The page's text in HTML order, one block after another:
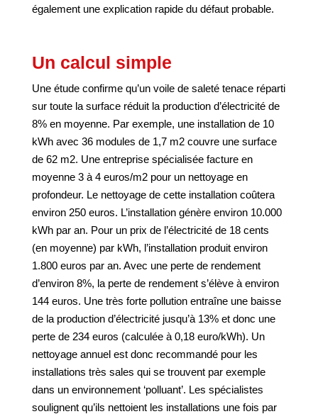
également une explication rapide du défaut probable.
Un calcul simple
Une étude confirme qu’un voile de saleté tenace réparti
sur toute la surface réduit la production d’électricité de
8% en moyenne. Par exemple, une installation de 10
kWh avec 36 modules de 1,7 m2 couvre une surface
de 62 m2. Une entreprise spécialisée facture en
moyenne 3 à 4 euros/m2 pour un nettoyage en
profondeur. Le nettoyage de cette installation coûtera
environ 250 euros. L’installation génère environ 10.000
kWh par an. Pour un prix de l’électricité de 18 cents
(en moyenne) par kWh, l’installation produit environ
1.800 euros par an. Avec une perte de rendement
d’environ 8%, la perte de rendement s’élève à environ
144 euros. Une très forte pollution entraîne une baisse
de la production d’électricité jusqu’à 13% et donc une
perte de 234 euros (calculée à 0,18 euro/kWh). Un
nettoyage annuel est donc recommandé pour les
installations très sales qui se trouvent par exemple
dans un environnement ‘polluant’. Les spécialistes
soulignent qu’ils nettoient les installations une fois par